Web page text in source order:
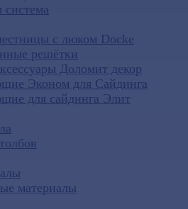
система
с люком Docke
решётки
Доломит декор
Эконом для Сайдинга
для cайдинга Элит
материалы